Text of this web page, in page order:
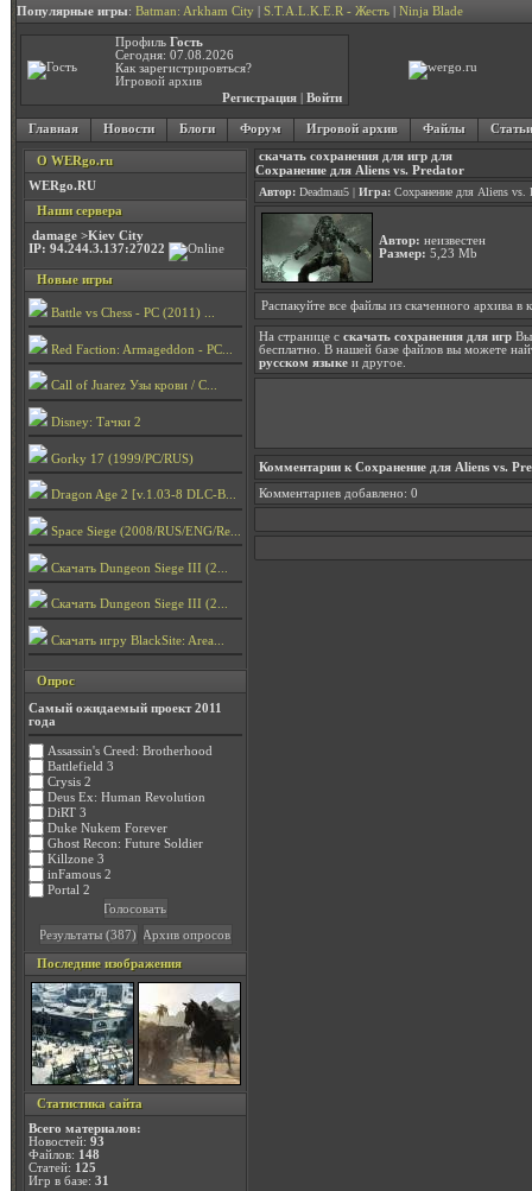
Популярные игры: Batman: Arkham City S.T.A.L.K.E.R - Жесть Ninja Blade
Профиль Гость
Сегодня: 07.08.2026
Как зарегистрировться?
Игровой архив
Регистрация
Войти
Главная Новости Блоги Форум Игровой архив Файлы Статьи
О WERgo.ru
WERgo.RU
Наши сервера
damage >Kiev City
IP: 94.244.3.137:27022
Новые игры
Battle vs Chess - PC (2011) ...
Red Faction: Armageddon - PC...
Call of Juarez Узы крови / C...
Disney: Тачки 2
Gorky 17 (1999/PC/RUS)
Dragon Age 2 [v.1.03-8 DLC-B...
Space Siege (2008/RUS/ENG/Re...
Скачать Dungeon Siege III (2...
Скачать Dungeon Siege III (2...
Скачать игру BlackSite: Area...
Опрос
Самый ожидаемый проект 2011
года
Assassin's Creed: Brotherhood
Battlefield 3
Crysis 2
Deus Ex: Human Revolution
DiRT 3
Duke Nukem Forever
Ghost Recon: Future Soldier
Killzone 3
inFamous 2
Portal 2
Последние изображения
Статистика сайта
Всего материалов:
Новостей: 93
Файлов: 148
Статей: 125
Игр в базе: 31
скачать сохранения для игр для
Сохранение для Aliens vs. Predator
Автор: Deadmau5 | Игра: Сохранение для Aliens vs.
Автор: неизвестен
Размер: 5,23 Mb
Распакуйте все файлы из скаченного архива в
На странице с скачать сохранения для игр Вы
бесплатно. В нашей базе файлов вы можете
русском языке и другое.
Комментарии к Сохранение для Aliens vs.
Комментариев добавлено: 0